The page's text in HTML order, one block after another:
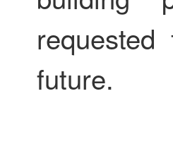
future.